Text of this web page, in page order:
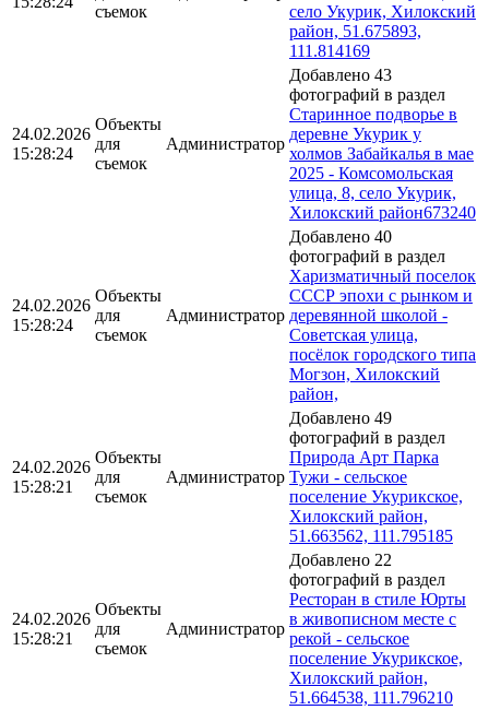
съемок
село Укурик, Хилокский
район, 51.675893,
111.814169
24.02.2026
15:28:24
Объекты
для
съемок
Администратор
Добавлено 43
фотографий в раздел
Старинное подворье в
деревне Укурик у
холмов Забайкалья в мае
2025 - Комсомольская
улица, 8, село Укурик,
Хилокский район673240
24.02.2026
15:28:24
Объекты
для
съемок
Администратор
Добавлено 40
фотографий в раздел
Харизматичный поселок
СССР эпохи с рынком и
деревянной школой -
Советская улица,
посёлок городского типа
Могзон, Хилокский
район,
24.02.2026
15:28:21
Объекты
для
съемок
Администратор
Добавлено 49
фотографий в раздел
Природа Арт Парка
Тужи - сельское
поселение Укурикское,
Хилокский район,
51.663562, 111.795185
24.02.2026
15:28:21
Объекты
для
съемок
Администратор
Добавлено 22
фотографий в раздел
Ресторан в стиле Юрты
в живописном месте с
рекой - сельское
поселение Укурикское,
Хилокский район,
51.664538, 111.796210